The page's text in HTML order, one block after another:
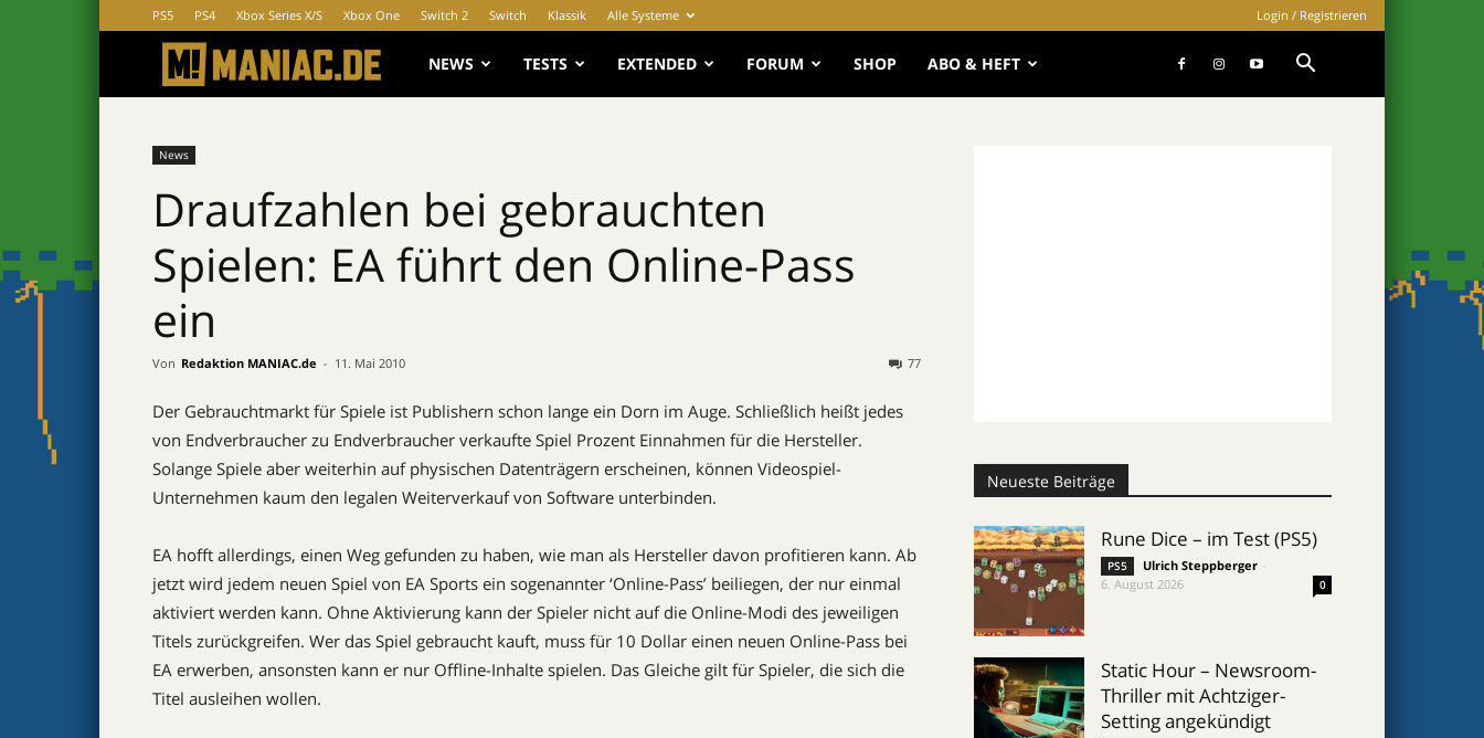
PS5 PS4 Xbox Series X/S Xbox One Switch 2 Switch Klassik Alle Systeme Login / Registrieren
MANIAC.de
NEWS TESTS EXTENDED FORUM SHOP ABO & HEFT
News
Draufzahlen bei gebrauchten
Spielen: EA führt den Online-Pass
ein
Von Redaktion MANIAC.de - 11. Mai 2010 77
Der Gebrauchtmarkt für Spiele ist Publishern schon lange ein Dorn im Auge. Schließlich heißt jedes
von Endverbraucher zu Endverbraucher verkaufte Spiel Prozent Einnahmen für die Hersteller.
Solange Spiele aber weiterhin auf physischen Datenträgern erscheinen, können Videospiel-
Unternehmen kaum den legalen Weiterverkauf von Software unterbinden.
EA hofft allerdings, einen Weg gefunden zu haben, wie man als Hersteller davon profitieren kann. Ab
jetzt wird jedem neuen Spiel von EA Sports ein sogenannter ‘Online-Pass’ beiliegen, der nur einmal
aktiviert werden kann. Ohne Aktivierung kann der Spieler nicht auf die Online-Modi des jeweiligen
Titels zurückgreifen. Wer das Spiel gebraucht kauft, muss für 10 Dollar einen neuen Online-Pass bei
EA erwerben, ansonsten kann er nur Offline-Inhalte spielen. Das Gleiche gilt für Spieler, die sich die
Titel ausleihen wollen.
Neueste Beiträge
Rune Dice – im Test (PS5)
PS5 Ulrich Steppberger
6. August 2026
0
Static Hour – Newsroom-
Thriller mit Achtziger-
Setting angekündigt